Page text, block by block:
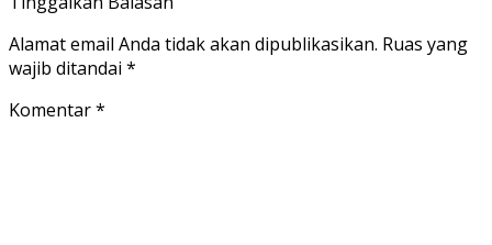
Alamat email Anda tidak akan dipublikasikan. Ruas yang
wajib ditandai *
Komentar*